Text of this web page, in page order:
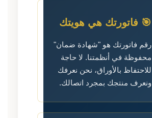
🎯 فاتورتك هي هويتك
رقم فاتورتك هو "شهادة ضمان"
محفوظة في أنظمتنا. لا حاجة
للاحتفاظ بالأوراق، نحن نعرفك
ونعرف منتجك بمجرد اتصالك.